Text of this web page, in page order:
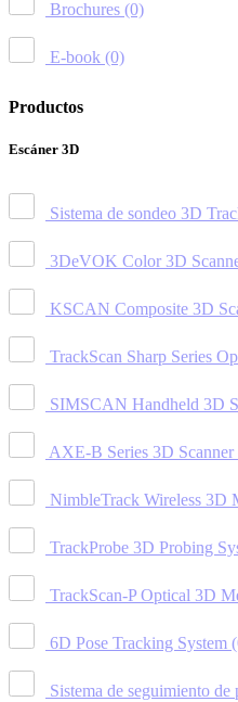
Brochures (0)
E-book (0)
Productos
Escáner 3D
Sistema de sondeo 3D
3DeVOK Color 3D
KSCAN Composite 3D
TrackScan Sharp Series
SIMSCAN Handheld 3D
AXE-B Series 3D Scanner
NimbleTrack Wireless 3D
TrackProbe 3D Probing
TrackScan-P Optical 3D
6D Pose Tracking System
Sistema de seguimiento de